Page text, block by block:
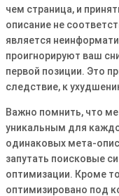
чем страница, и
описание не
является
проигнорируют ваш
первой позиции․ Это
следствие, к
Важно помнить, что
уникальным для
одинаковых мета-
запутать поисковые
оптимизации․ Кроме
оптимизировано под